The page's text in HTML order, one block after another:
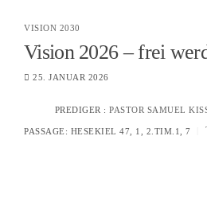
VISION 2030
Vision 2026 – frei
25. JANUAR 2026
PREDIGER : PASTOR SAMUEL
PASSAGE: HESEKIEL 47, 1, 2.TIM.1, 7